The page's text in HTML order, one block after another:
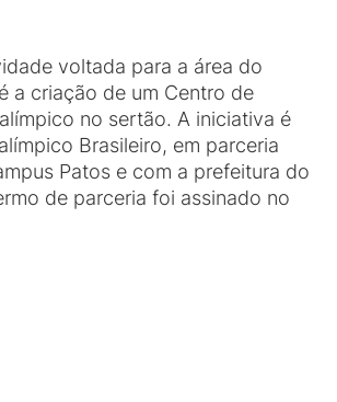
voltada para a área do
a criação de um Centro de
no sertão. A iniciativa é
Brasileiro, em parceria
Patos e com a prefeitura do
de parceria foi assinado no